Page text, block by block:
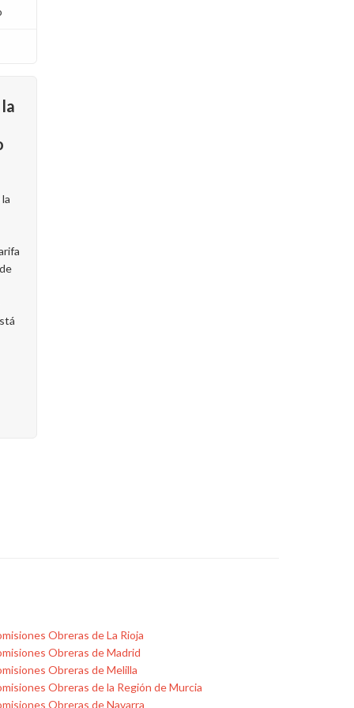
Obreras de La Rioja
Obreras de Madrid
Obreras de Melilla
Obreras de la Región de Murcia
Obreras de Navarra